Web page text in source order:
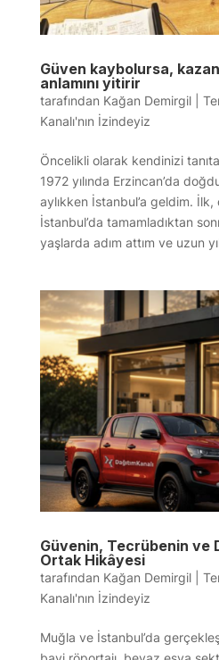
Güven kaybolursa,
anlamını yitirir
tarafından Kağan Demirgil|
Kanalı'nın İzindeyiz
Öncelikli olarak kendinizi
1972 yılında Erzincan’da
aylıkken İstanbul’a geldim.
İstanbul’da tamamladıktan
yaşlarda adım attım ve uzun
Güvenin, Tecrübenin ve
Ortak Hikâyesi
tarafından Kağan Demirgil|
Kanalı'nın İzindeyiz
Muğla ve İstanbul’da